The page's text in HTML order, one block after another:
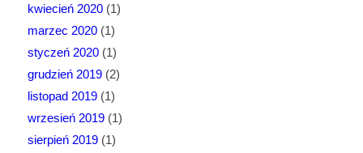
kwiecień 2020(1)
marzec 2020(1)
styczeń 2020(1)
grudzień 2019(2)
listopad 2019(1)
wrzesień 2019(1)
sierpień 2019(1)